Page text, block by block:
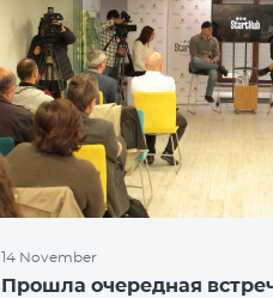
14 November
Прошла очередная